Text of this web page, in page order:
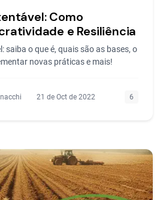
Como
e Resiliência
saiba o que é, quais são as bases, o
novas práticas e mais!
21 de Oct de 2022 6